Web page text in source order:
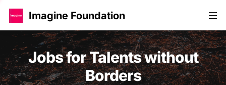
Imagine Foundation
Jobs for Talents without
Borders